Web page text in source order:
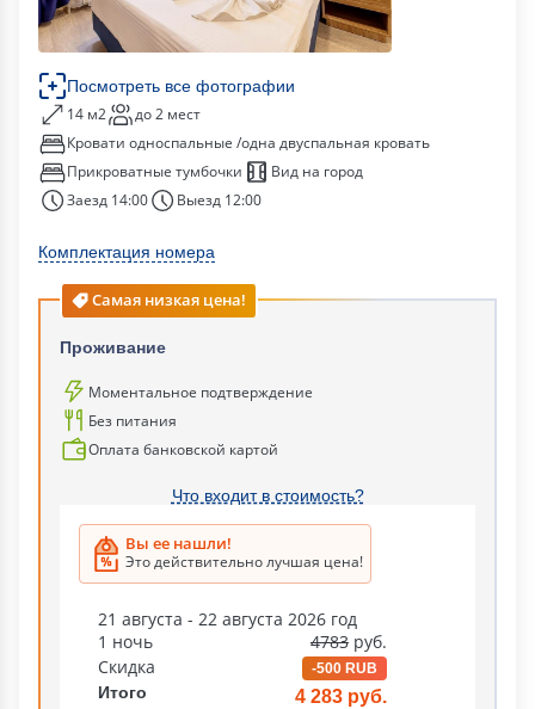
Посмотреть все фотографии
14 м2
до 2 мест
Кровати односпальные /одна двуспальная кровать
Прикроватные тумбочки
Вид на город
Заезд 14:00
Выезд 12:00
Комплектация номера
Самая низкая цена!
Проживание
Моментальное подтверждение
Без питания
Оплата банковской картой
Что входит в стоимость?
Вы ее нашли!
Это действительно лучшая цена!
21 августа - 22 августа 2026 год
1 ночь
4783 руб.
Скидка
-500 RUB
Итого 4 283 руб.